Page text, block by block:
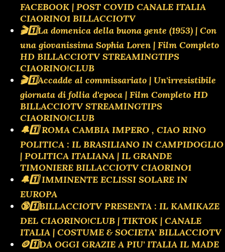
FACEBOOK | POST COVID CANALE ITALIA
CIAORINO1 BILLACCIOTV
🎬1️⃣La domenica della buona gente (1953) | Con
una giovanissima Sophia Loren | Film Completo
HD BILLACCIOTV STREAMINGTIPS
CIAORINO!CLUB
🎬1️⃣Accadde al commissariato | Un'irresistibile
giornata di follia d'epoca | Film Completo HD
BILLACCIOTV STREAMINGTIPS
CIAORINO!CLUB
🔔1️⃣ ROMA CAMBIA IMPERO , CIAO RINO
POLITICA : IL BRASILIANO IN CAMPIDOGLIO
| POLITICA ITALIANA | IL GRANDE
TIMONIERE BILLACCIOTV CIAORINO1
🔔1️⃣ IMMINENTE ECLISSI SOLARE IN
EUROPA
🔞1️⃣BILLACCIOTV PRESENTA : IL KAMIKAZE
DEL CIAORINO!CLUB | TIKTOK | CANALE
ITALIA | COSTUME & SOCIETA' BILLACCIOTV
🪙1️⃣DA OGGI GRAZIE A PIU' ITALIA IL MADE